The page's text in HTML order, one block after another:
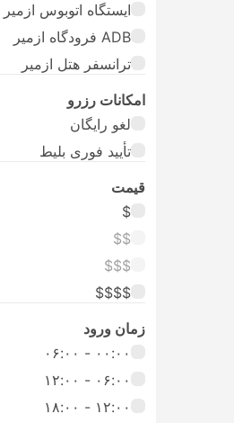
ایستگاه اتوبوس ازمیر
ADB فرودگاه ازمیر
ترانسفر هتل ازمیر
امکانات رزرو
لغو رایگان
تأیید فوری بلیط
قیمت
$
$$
$$$
$$$$
زمان ورود
۰۰:۰۰ - ۰۶:۰۰
۰۶:۰۰ - ۱۲:۰۰
۱۲:۰۰ - ۱۸:۰۰